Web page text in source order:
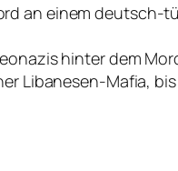
an einem deutsch-
hinter dem
Libanesen-Mafia,